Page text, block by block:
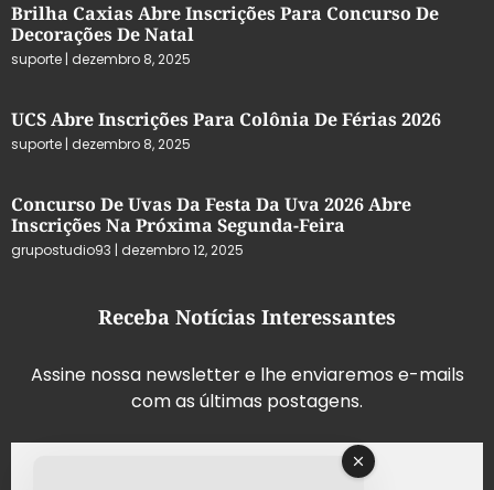
Brilha Caxias Abre Inscrições Para Concurso De
Decorações De Natal
suporte dezembro 8, 2025
UCS Abre Inscrições Para Colônia De Férias 2026
suporte dezembro 8, 2025
Concurso De Uvas Da Festa Da Uva 2026 Abre
Inscrições Na Próxima Segunda-Feira
grupostudio93 dezembro 12, 2025
Receba Notícias Interessantes
Assine nossa newsletter e lhe enviaremos e-mails
com as últimas postagens.